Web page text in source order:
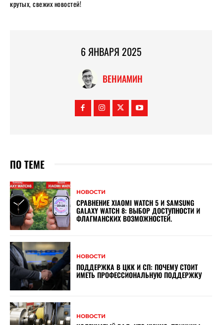
крутых, свежих новостей!
6 ЯНВАРЯ 2025
ВЕНИАМИН
ПО ТЕМЕ
НОВОСТИ
СРАВНЕНИЕ XIAOMI WATCH 5 И SAMSUNG
GALAXY WATCH 8: ВЫБОР ДОСТУПНОСТИ И
ФЛАГМАНСКИХ ВОЗМОЖНОСТЕЙ.
НОВОСТИ
ПОДДЕРЖКА В ЦКК И СП: ПОЧЕМУ СТОИТ
ИМЕТЬ ПРОФЕССИОНАЛЬНУЮ ПОДДЕРЖКУ
НОВОСТИ